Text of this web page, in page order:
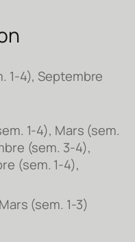
1-4), Septembre
1-4), Mars (sem.
(sem. 3-4),
(sem. 1-4),
(sem. 1-3)